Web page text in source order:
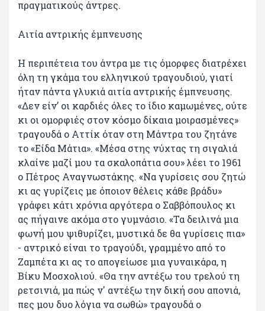
πραγματικούς άντρες.
Αιτία αντρικής έμπνευσης
Η περιπέτεια του άντρα με τις όμορφες διατρέχει
όλη τη γκάμα του ελληνικού τραγουδιού, γιατί
ήταν πάντα γλυκιά αιτία αντρικής έμπνευσης.
«Δεν είν’ οι καρδιές όλες το ίδιο καμωμένες, ούτε
κι οι ομορφιές στον κόσμο δίκαια μοιρασμένες»
τραγουδά ο Αττίκ όταν στη Μάντρα του ζητάνε
το «Είδα Μάτια». «Μέσα στης νύχτας τη σιγαλιά
κλαίνε μαζί μου τα σκαλοπάτια σου» λέει το 1961
ο Πέτρος Αναγνωστάκης. «Να γυρίσεις σου ζητώ
κι ας γυρίζεις με όποιον θέλεις κάθε βράδυ»
γράφει κάτι χρόνια αργότερα ο Σαββόπουλος κι
ας πήγαινε ακόμα στο γυμνάσιο. «Τα δειλινά μια
φωνή μου ψιθυρίζει, μυστικά δε θα γυρίσεις πια»
- αντρικό είναι το τραγούδι, γραμμένο από το
Ζαμπέτα κι ας το απογείωσε μια γυναικάρα, η
Βίκυ Μοσχολιού. «Θα την αντέξω του τρελού τη
ρετσινιά, μα πώς ν' αντέξω την δική σου απονιά,
πες μου δυο λόγια να σωθώ» τραγουδά ο